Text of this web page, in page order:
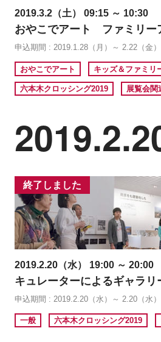
2019.3.2（土） 09:15 ～ 10:30
おやこでアート ファミリ
申込期間 : 2019.1.28（月）～ 2.22（金）
おやこでアート キッズ＆ファミリ
六本木クロッシング2019 展覧会関
終了しました
2019.2.20（水） 19:00 ～ 20:00
キュレーターによるギャラ
申込期間 : 2019.2.20（水）～ 2.20（水）
一般 六本木クロッシング2019